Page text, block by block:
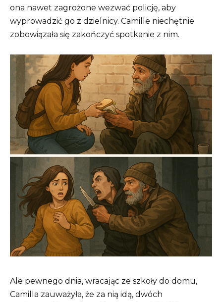
ona nawet zagrożone wezwać policję, aby
wyprowadzić go z dzielnicy. Camille niechętnie
zobowiązała się zakończyć spotkanie z nim.
Ale pewnego dnia, wracając ze szkoły do domu,
Camilla zauważyła, że za nią idą, dwóch